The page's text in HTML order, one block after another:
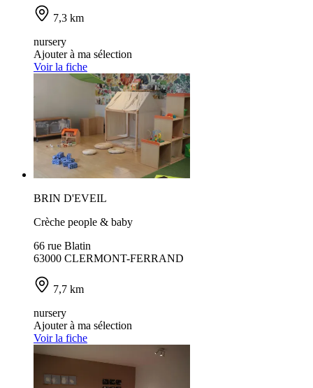
7,3 km
nursery
Ajouter à ma sélection
Voir la fiche
BRIN D'EVEIL
Crèche people & baby
66 rue Blatin
63000 CLERMONT-FERRAND
7,7 km
nursery
Ajouter à ma sélection
Voir la fiche